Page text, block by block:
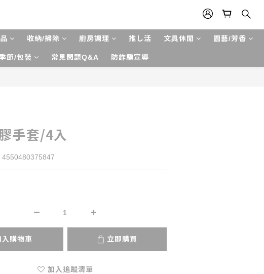
收納/掃除 廚房調理 推し活 文具休閒 園藝/芳香
節/包裝 常見問題Q&A 防詐騙宣導
手套/4入
4550480375847
入購物車 立即購買
加入追蹤清單